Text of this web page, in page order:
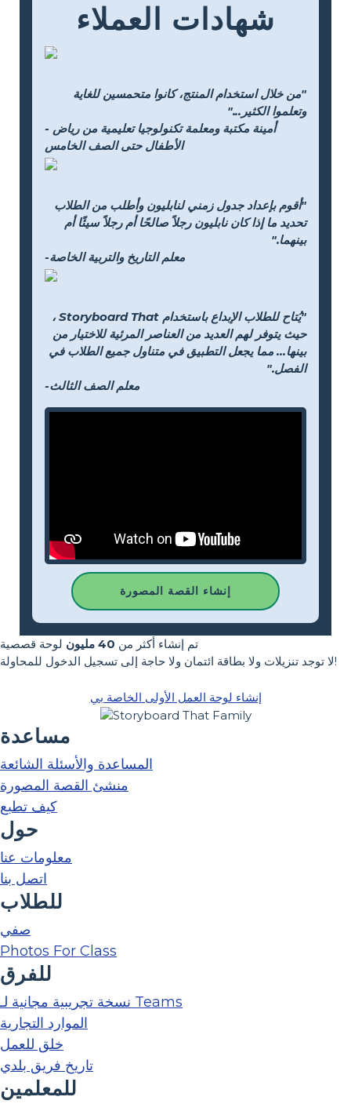
شهادات العملاء
"من خلال استخدام المنتج، كانوا متحمسين للغاية
وتعلموا الكثير..."
- أمينة مكتبة ومعلمة تكنولوجيا تعليمية من رياض
الأطفال حتى الصف الخامس
"أقوم بإعداد جدول زمني لنابليون وأطلب من الطلاب
تحديد ما إذا كان نابليون رجلاً صالحًا أم رجلاً سيئًا أم
بينهما."
-معلم التاريخ والتربية الخاصة
"يُتاح للطلاب الإبداع باستخدام Storyboard That ،
حيث يتوفر لهم العديد من العناصر المرئية للاختيار من
بينها... مما يجعل التطبيق في متناول جميع الطلاب في
الفصل."
-معلم الصف الثالث
إنشاء القصة المصورة
تم إنشاء أكثر من 40 مليون
لوحة قصصية
لا توجد تنزيلات ولا بطاقة ائتمان ولا حاجة إلى تسجيل الدخول للمحاولة!
إنشاء لوحة العمل الأولى الخاصة بي
مساعدة
المساعدة والأسئلة الشائعة
منشئ القصة المصورة
كيف تطبع
حول
معلومات عنا
اتصل بنا
للطلاب
صفي
Photos For Class
للفرق
نسخة تجريبية مجانية لـ Teams
الموارد التجارية
خلق للعمل
تاريخ فريق بلدي
للمعلمين